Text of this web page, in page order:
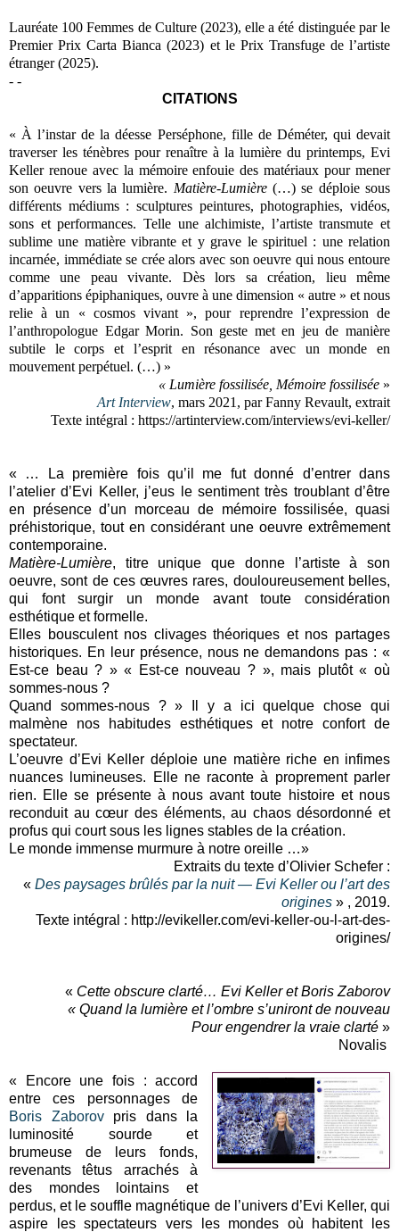
Lauréate 100 Femmes de Culture (2023), elle a été distinguée par le
Premier Prix Carta Bianca (2023) et le Prix Transfuge de l’artiste
étranger (2025).
- -
CITATIONS
« À l’instar de la déesse Perséphone, fille de Déméter, qui devait
traverser les ténèbres pour renaître à la lumière du printemps, Evi
Keller renoue avec la mémoire enfouie des matériaux pour mener
son oeuvre vers la lumière. Matière-Lumière(…) se déploie sous
différents médiums : sculptures peintures, photographies, vidéos,
sons et performances. Telle une alchimiste, l’artiste transmute et
sublime une matière vibrante et y grave le spirituel : une relation
incarnée, immédiate se crée alors avec son oeuvre qui nous entoure
comme une peau vivante. Dès lors sa création, lieu même
d’apparitions épiphaniques, ouvre à une dimension « autre » et nous
relie à un « cosmos vivant », pour reprendre l’expression de
l’anthropologue Edgar Morin. Son geste met en jeu de manière
subtile le corps et l’esprit en résonance avec un monde en
mouvement perpétuel. (…) »
« Lumière fossilisée, Mémoire fossilisée »
Art Interview, mars 2021, par Fanny Revault, extrait
Texte intégral : https://artinterview.com/interviews/evi-keller/
« … La première fois qu’il me fut donné d’entrer dans
l’atelier d’Evi Keller, j’eus le sentiment très troublant d’être
en présence d’un morceau de mémoire fossilisée, quasi
préhistorique, tout en considérant une oeuvre extrêmement
contemporaine.
Matière-Lumière, titre unique que donne l’artiste à son
oeuvre, sont de ces œuvres rares, douloureusement belles,
qui font surgir un monde avant toute considération
esthétique et formelle.
Elles bousculent nos clivages théoriques et nos partages
historiques. En leur présence, nous ne demandons pas : «
Est-ce beau ? » « Est-ce nouveau ? », mais plutôt « où
sommes-nous ?
Quand sommes-nous ? » Il y a ici quelque chose qui
malmène nos habitudes esthétiques et notre confort de
spectateur.
L’oeuvre d’Evi Keller déploie une matière riche en infimes
nuances lumineuses. Elle ne raconte à proprement parler
rien. Elle se présente à nous avant toute histoire et nous
reconduit au cœur des éléments, au chaos désordonné et
profus qui court sous les lignes stables de la création.
Le monde immense murmure à notre oreille …»
Extraits du texte d’Olivier Schefer :
« Des paysages brûlés par la nuit — Evi Keller ou l’art des
origines » , 2019.
Texte intégral : http://evikeller.com/evi-keller-ou-l-art-des-
origines/
« Cette obscure clarté… Evi Keller et Boris Zaborov
« Quand la lumière et l’ombre s’uniront de nouveau
Pour engendrer la vraie clarté »
Novalis
« Encore une fois : accord
entre ces personnages de
Boris Zaborovpris dans la
luminosité sourde et
brumeuse de leurs fonds,
revenants têtus arrachés à
des mondes lointains et
perdus, et le souffle magnétique de l’univers d’Evi Keller, qui
aspire les spectateurs vers les mondes où habitent les